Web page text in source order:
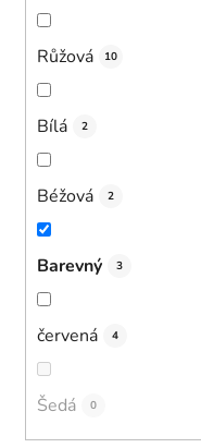
Růžová 10
Bílá 2
Béžová 2
Barevný 3
červená 4
Šedá 0